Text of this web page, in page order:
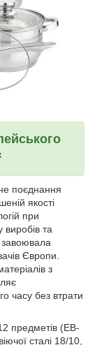
поєднання
якості
при
виробів та
завоювала
Європи.
з
часу без втрати
предметів (EB-
сталі 18/10,